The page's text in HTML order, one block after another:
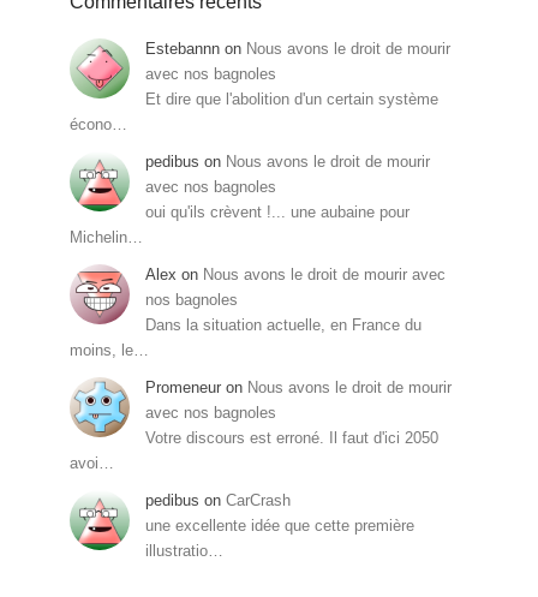
Estebannn on Nous avons le droit de mourir
avec nos bagnoles
Et dire que l'abolition d'un certain système
écono…
pedibus on Nous avons le droit de mourir
avec nos bagnoles
oui qu'ils crèvent !... une aubaine pour
Michelin…
Alex on Nous avons le droit de mourir avec
nos bagnoles
Dans la situation actuelle, en France du
moins, le…
Promeneur on Nous avons le droit de mourir
avec nos bagnoles
Votre discours est erroné. Il faut d'ici 2050
avoi…
pedibus on CarCrash
une excellente idée que cette première
illustratio…